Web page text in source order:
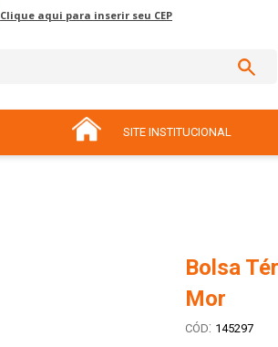
Clique aqui para inserir seu CEP
SITE INSTITUCIONAL
Bolsa
Mor
: 145297